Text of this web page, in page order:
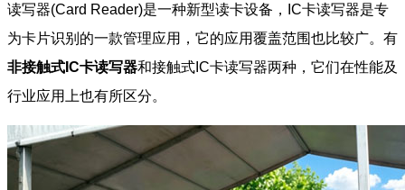
读写器(Card Reader)是一种新型读卡设备，IC卡读写器是专
为卡片识别的一款管理应用，它的应用覆盖范围也比较广。有
非接触式IC卡读写器和接触式IC卡读写器两种，它们在性能及
行业应用上也有所区分。